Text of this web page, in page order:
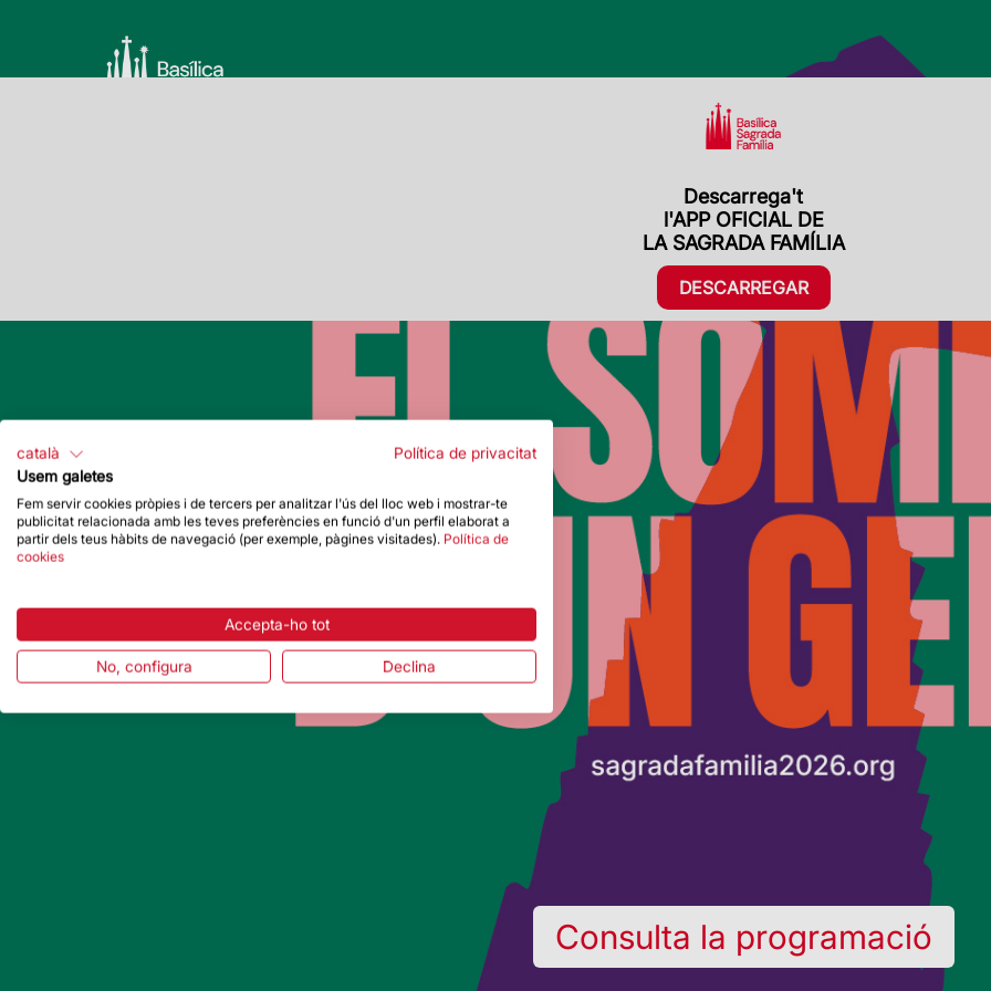
Descarrega't
l'APP OFICIAL DE
LA SAGRADA FAMÍLIA
DESCARREGAR
Descarrega't
l'APP OFICIAL DE
LA SAGRADA FAMÍLIA
DESCARREGAR
Consulta la programació
català
Política de privacitat
Usem galetes
Fem servir cookies pròpies i de tercers per analitzar l'ús del lloc web i mostrar-te
publicitat relacionada amb les teves preferències en funció d'un perfil elaborat a
partir dels teus hàbits de navegació (per exemple, pàgines visitades). Política de
cookies
Accepta-ho tot
No, configura Declina